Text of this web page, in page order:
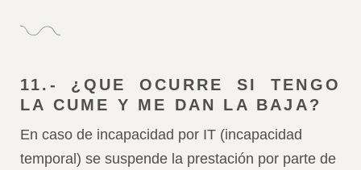
11.- ¿QUE OCURRE SI TENGO
LA CUME Y ME DAN LA BAJA?
En caso de incapacidad por IT (incapacidad
temporal) se suspende la prestación por parte de